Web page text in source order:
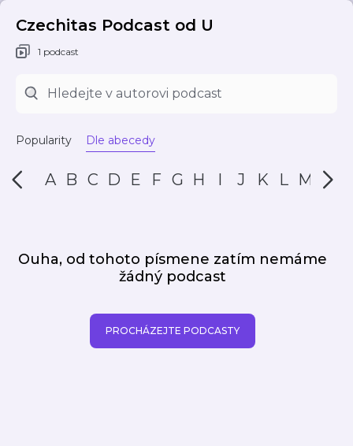
Czechitas Podcast od U
1 podcast
Popularity Dle abecedy
A B C D E F G H I J K L M N
Ouha, od tohoto písmene zatím nemáme
žádný podcast
PROCHÁZEJTE PODCASTY